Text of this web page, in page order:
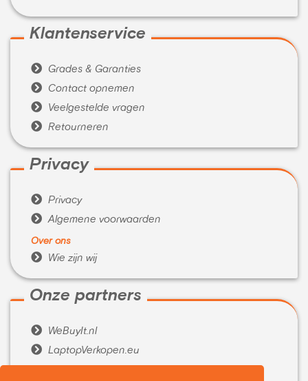
Klantenservice
 Grades & Garanties
 Contact opnemen
 Veelgestelde vragen
 Retourneren
Privacy
 Privacy
 Algemene voorwaarden
Over ons
 Wie zijn wij
Onze partners
 WeBuyIt.nl
 LaptopVerkopen.eu